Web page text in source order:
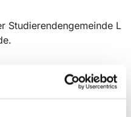
Studierendengemeinde L